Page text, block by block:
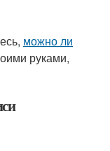
можно ли
руками,